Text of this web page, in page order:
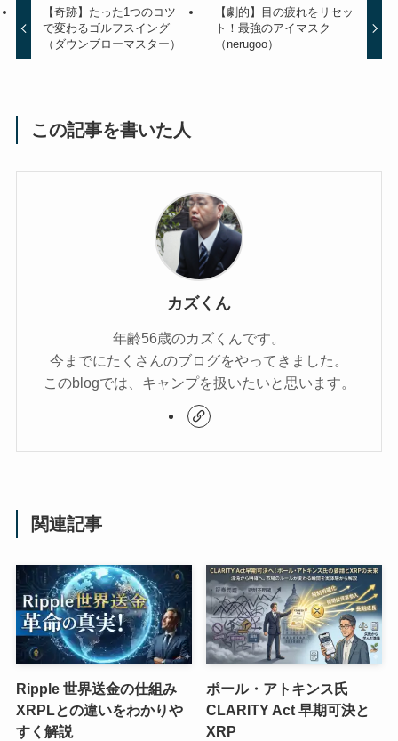
【奇跡】たった1つのコツ
で変わるゴルフスイング
（ダウンブローマスター）
【劇的】目の疲れをリセッ
ト！最強のアイマスク
（nerugoo）
この記事を書いた人
カズくん
年齢56歳のカズくんです。
今までにたくさんのブログをやってきました。
このblogでは、キャンプを扱いたいと思います。
関連記事
Ripple 世界送金の仕組み
XRPLとの違いをわかりや
すく解説
ポール・アトキンス氏
CLARITY Act 早期可決と
XRP